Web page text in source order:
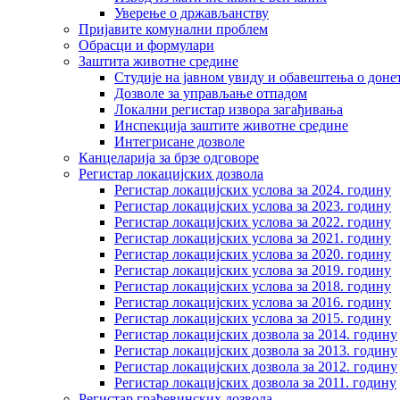
Уверење о држављанству
Пријавите комунални проблем
Обрасци и формулари
Заштита животне средине
Студије на јавном увиду и обавештења о
Дозволе за управљање отпадом
Локални регистар извора загађивања
Инспекција заштите животне средине
Интегрисане дозволе
Канцеларија за брзе одговоре
Регистар локацијских дозвола
Регистар локацијских услова за 2024. годину
Регистар локацијских услова за 2023. годину
Регистар локацијских услова за 2022. годину
Регистар локацијских услова за 2021. годину
Регистар локацијских услова за 2020. годину
Регистар локацијских услова за 2019. годину
Регистар локацијских услова за 2018. годину
Регистар локацијских услова за 2016. годину
Регистар локацијских услова за 2015. годину
Регистар локацијских дозвола за 2014. годину
Регистар локацијских дозвола за 2013. годину
Регистар локацијских дозвола за 2012. годину
Регистар локацијских дозвола за 2011. годину